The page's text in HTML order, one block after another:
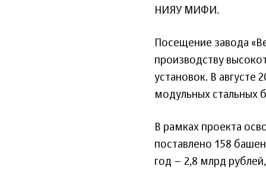
НИЯУ МИФИ.
Посещение завода
производству
установок. В
модульных стальных
В рамках проекта
поставлено 158
год – 2,8 млрд